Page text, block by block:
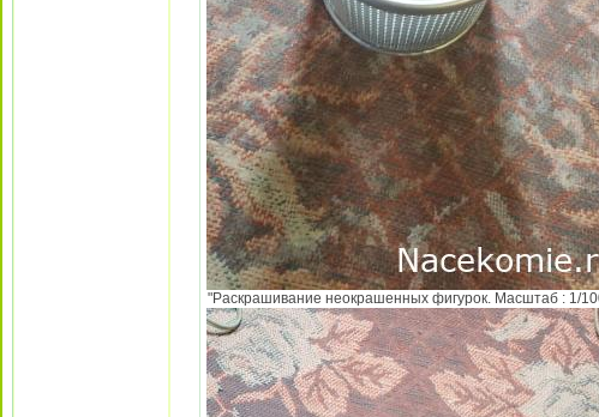
"Раскрашивание неокрашенных фигурок. Масштаб : 1/